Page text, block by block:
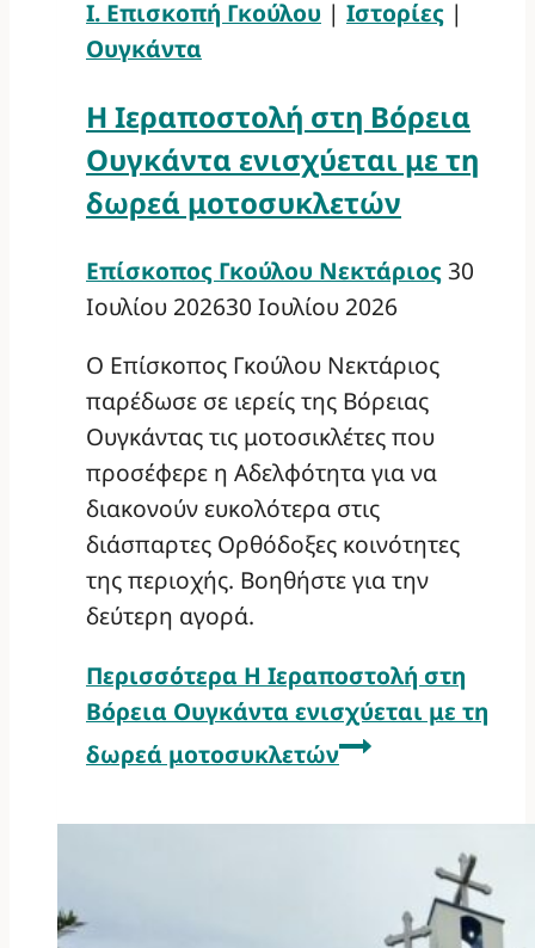
Ι. Επισκοπή Γκούλου | Ιστορίες |
Ουγκάντα
Η Ιεραποστολή στη Βόρεια
Ουγκάντα ενισχύεται με τη
δωρεά μοτοσυκλετών
Επίσκοπος Γκούλου Νεκτάριος 30
Ιουλίου 202630 Ιουλίου 2026
Ο Επίσκοπος Γκούλου Νεκτάριος
παρέδωσε σε ιερείς της Βόρειας
Ουγκάντας τις μοτοσικλέτες που
προσέφερε η Αδελφότητα για να
διακονούν ευκολότερα στις
διάσπαρτες Ορθόδοξες κοινότητες
της περιοχής. Βοηθήστε για την
δεύτερη αγορά.
Περισσότερα Η Ιεραποστολή στη
Βόρεια Ουγκάντα ενισχύεται με τη
δωρεά μοτοσυκλετών